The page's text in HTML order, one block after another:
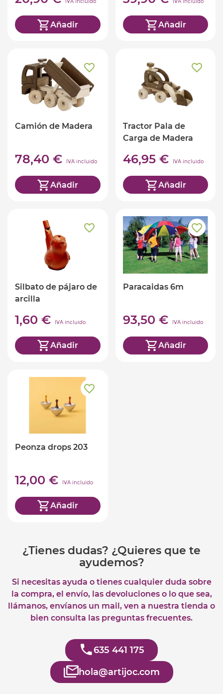
IVA incluido
Añadir
IVA incluido
Añadir
Camión de Madera
78,40 € IVA incluido
Añadir
Tractor Pala de
Carga de Madera
46,95 € IVA incluido
Añadir
Silbato de pájaro de
arcilla
1,60 € IVA incluido
Añadir
Paracaidas 6m
93,50 € IVA incluido
Añadir
Peonza drops 203
12,00 € IVA incluido
Añadir
¿Tienes dudas? ¿Quieres que te
ayudemos?
Si necesitas ayuda o tienes cualquier duda sobre
la compra, el envío, las devoluciones o lo que sea,
llámanos, envíanos un mail, ven a nuestra tienda o
bien consulta las preguntas frecuentes.
635 441 175
hola@artijoc.com